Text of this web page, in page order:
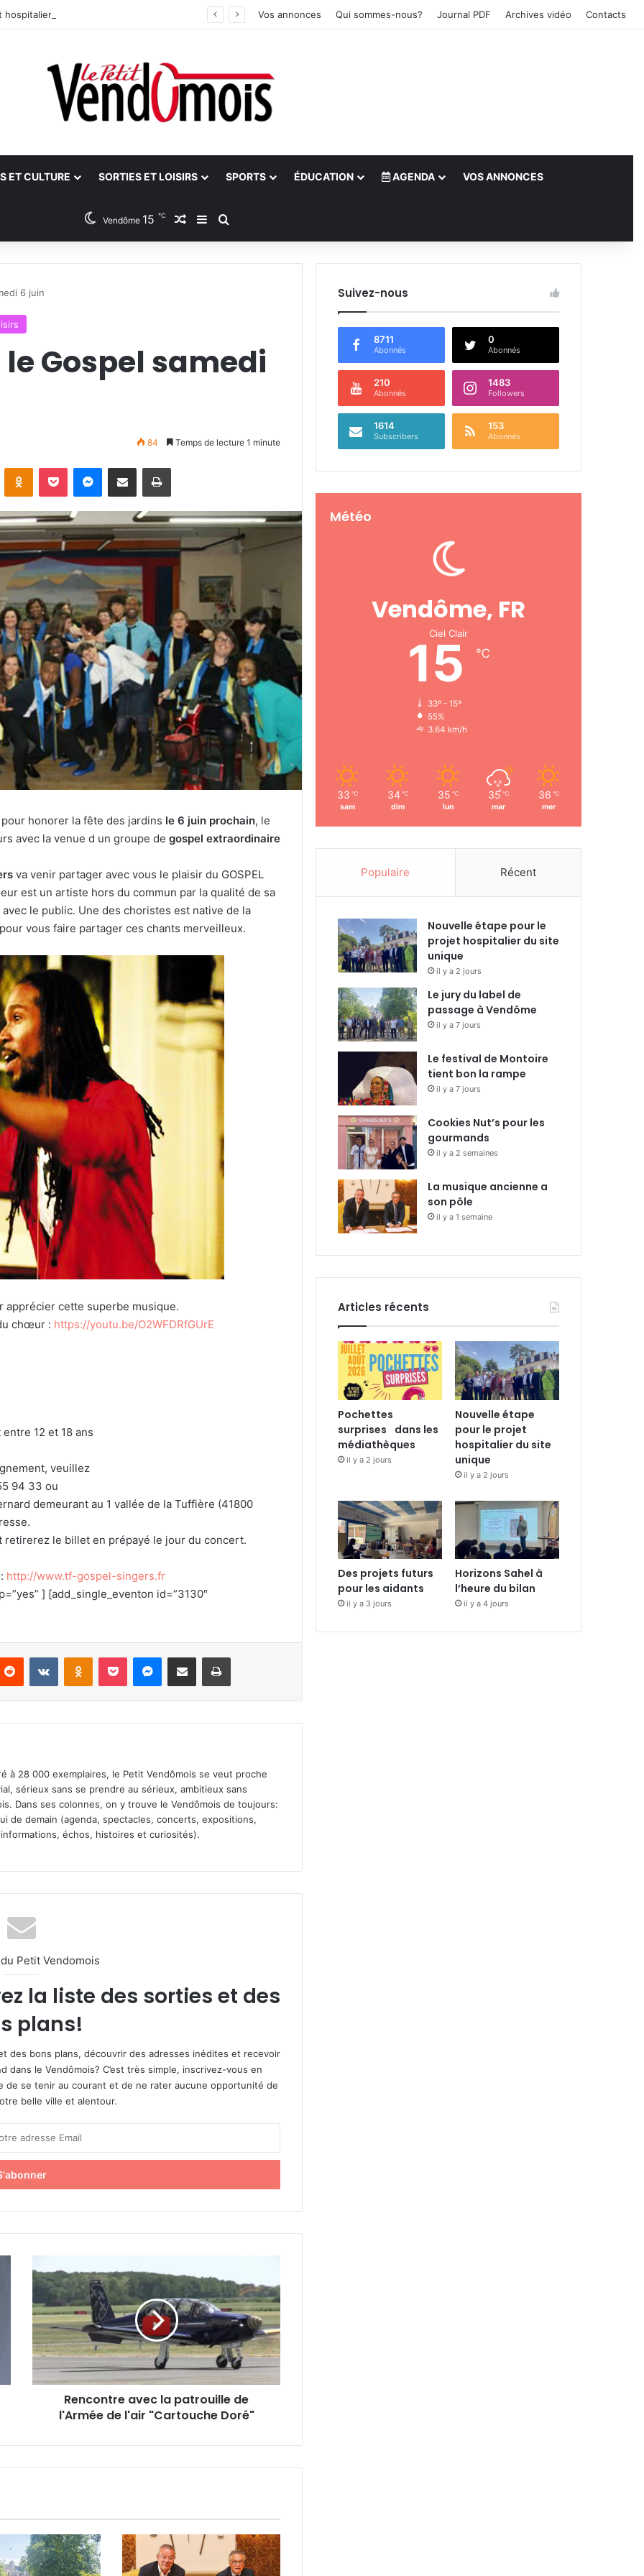
du site unique Vos annonces Qui sommes-nous? Journal PDF Archives vidéo Contacts
ET CULTURE SORTIES ET LOISIRS SPORTS ÉDUCATION AGENDA VOS ANNONCES
Vendôme 15 ℃ Article Aléatoire
Sidebar (barre latérale)
Rechercher
6 juin
Gospel samedi
84 Temps de lecture 1 minute
honorer la fête des jardins le 6 juin prochain, le
avec la venue d un groupe de gospel extraordinaire
va venir partager avec vous le plaisir du GOSPEL
est un artiste hors du commun par la qualité de sa
le public. Une des choristes est native de la
vous faire partager ces chants merveilleux.
apprécier cette superbe musique.
chœur : https://youtu.be/O2WFDRfGUrE
12 et 18 ans
veuillez
94 33 ou
demeurant au 1 vallée de la Tuffière (41800
le billet en prépayé le jour du concert.
http://www.tf-gospel-singers.fr
] [add_single_eventon id=”3130″
à 28 000 exemplaires, le Petit Vendômois se veut proche
sérieux sans se prendre au sérieux, ambitieux sans
Dans ses colonnes, on y trouve le Vendômois de toujours:
de demain (agenda, spectacles, concerts, expositions,
échos, histoires et curiosités).
Petit Vendomois
la liste des sorties et des
plans!
des bons plans, découvrir des adresses inédites et recevoir
le Vendômois? C’est très simple, inscrivez-vous en
de se tenir au courant et de ne rater aucune opportunité de
belle ville et alentour.
e
n
c
o
t
r
e
c
t
r
o
u
Rencontre avec la patrouille de
l'Armée de l'air "Cartouche Doré"
Suivez-nous
8711
Abonnés
0
Abonnés
210
Abonnés
1483
Followers
1614
Subscribers
153
Abonnés
Météo
Vendôme, FR
Ciel Clair
15 ℃
33º - 15º
55%
3.64 km/h
33 ℃
sam
34 ℃
dim
35 ℃
lun
35 ℃
mar
36 ℃
mer
Populaire Récent
Nouvelle étape pour le
projet hospitalier du site
unique
il y a 2 jours
Le jury du label de
passage à Vendôme
il y a 7 jours
Le festival de Montoire
tient bon la rampe
il y a 7 jours
Cookies Nut’s pour les
gourmands
il y a 2 semaines
La musique ancienne a
son pôle
il y a 1 semaine
Articles récents
Pochettes
surprises dans les
médiathèques
il y a 2 jours
Nouvelle étape
pour le projet
hospitalier du site
unique
il y a 2 jours
Des projets futurs
pour les aidants
il y a 3 jours
Horizons Sahel à
l’heure du bilan
il y a 4 jours